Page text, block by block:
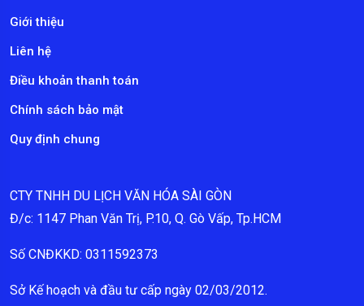
Giới thiệu
Liên hệ
Điều khoản thanh toán
Chính sách bảo mật
Quy định chung
CTY TNHH DU LỊCH VĂN HÓA SÀI GÒN
Đ/c: 1147 Phan Văn Trị, P.10, Q. Gò Vấp, Tp.HCM
Số CNĐKKD: 0311592373
Sở Kế hoạch và đầu tư cấp ngày 02/03/2012.